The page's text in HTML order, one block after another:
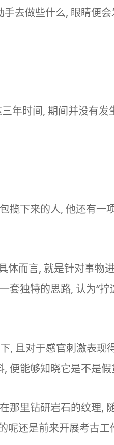
去做些什么, 眼睛便
年时间, 期间并没有
揽下来的人, 他还有一
体而言, 就是针对事物
独特的思路, 认为“
, 且对于感官刺激表现
便能够知晓它是不是假
那里钻研岩石的纹理,
呢还是前来开展考古工